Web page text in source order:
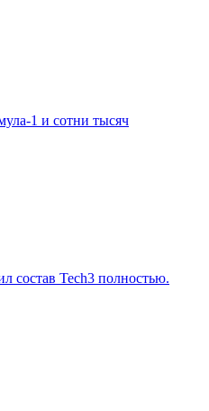
1 и сотни тысяч
состав Tech3 полностью.